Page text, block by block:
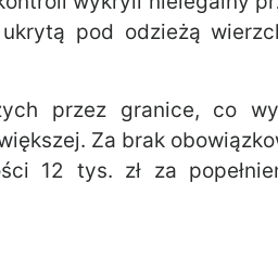
pod odzieżą
przez granice, co
Za brak
12 tys. zł za